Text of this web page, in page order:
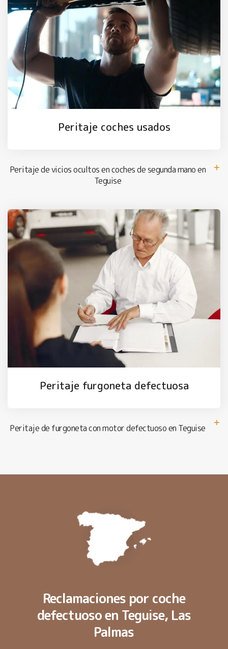
Peritaje coches usados
Peritaje de vicios ocultos en coches de segunda mano en
Teguise
Peritaje furgoneta defectuosa
Peritaje de furgoneta con motor defectuoso en Teguise
Reclamaciones por coche
defectuoso en Teguise, Las
Palmas